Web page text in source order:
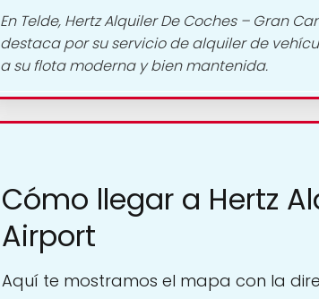
En Telde, Hertz Alquiler De Coches – Gran
destaca por su servicio de alquiler de
a su flota moderna y bien mantenida.
Cómo llegar a Hertz
Airport
Aquí te mostramos el mapa con la